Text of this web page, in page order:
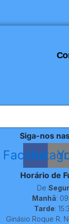
Siga-nos
Facebook
Horário de
De
Manhã:
Tarde:
Ginásio Roque R.